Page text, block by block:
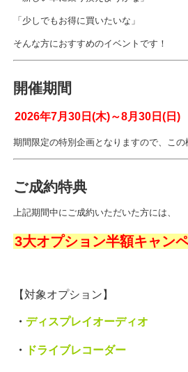
「少しでもお得に買いたいな」
そんな方におすすめのイベントです！
開催期間
2026年7月30日(木)～8月30日(日)
期間限定の特別企画となりますので、この
ご成約特典
上記期間中にご成約いただいた方には、
3大オプション半額キャン
【対象オプション】
・ ディスプレイオーディオ
・ ドライブレコーダー